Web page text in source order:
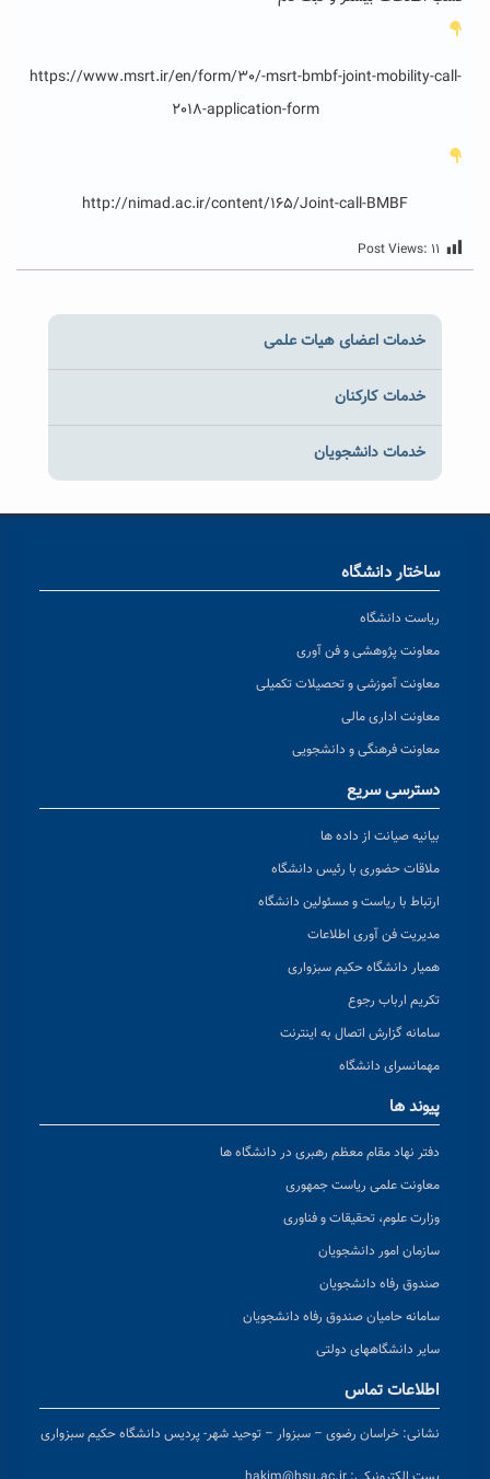
https://www.msrt.ir/en/form/30/-msrt-bmbf-joint-mobility-call-
2018-application-form
http://nimad.ac.ir/content/165/Joint-call-BMBF
Post Views: ۱۱
خدمات اعضای هیات علمی
خدمات کارکنان
خدمات دانشجویان
ساختار دانشگاه
ریاست دانشگاه
معاونت پژوهشی و فن آوری
معاونت آموزشی و تحصیلات تکمیلی
معاونت اداری مالی
معاونت فرهنگی و دانشجویی
دسترسی سریع
بیانیه صیانت از داده ها
ملاقات حضوری با رئیس دانشگاه
ارتباط با ریاست و مسئولین دانشگاه
مدیریت فن آوری اطلاعات
همیار دانشگاه حکیم سبزواری
تکریم ارباب رجوع
سامانه گزارش اتصال به اینترنت
مهمانسرای دانشگاه
پیوند ها
دفتر نهاد مقام معظم رهبری در دانشگاه ها
معاونت علمی ریاست جمهوری
وزارت علوم، تحقیقات و فناوری
سازمان امور دانشجویان
صندوق رفاه دانشجویان
سامانه حامیان صندوق رفاه دانشجویان
سایر دانشگاههای دولتی
اطلاعات تماس
نشانی: خراسان رضوی – سبزوار – توحید شهر- پردیس دانشگاه حکیم سبزواری